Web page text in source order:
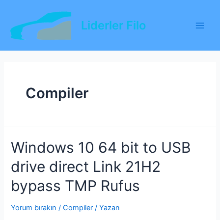
Liderler Filo
Compiler
Windows 10 64 bit to USB
drive direct Link 21H2
bypass TMP Rufus
Yorum bırakın /Compiler / Yazan